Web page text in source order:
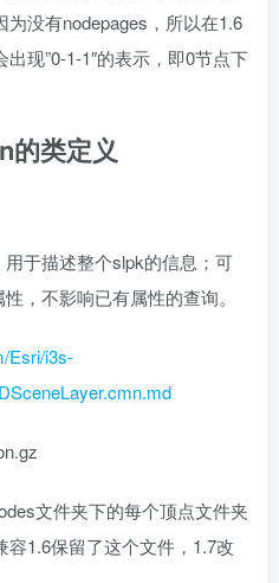
没有nodepages，所以在1.6
现”0-1-1″的表示，即0节点下
的类定义
于描述整个slpk的信息；可
，不影响已有属性的查询。
Esri/i3s-
文件夹下的每个顶点文件夹
1.6保留了这个文件，1.7改